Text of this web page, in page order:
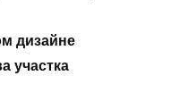
дизайне
участка